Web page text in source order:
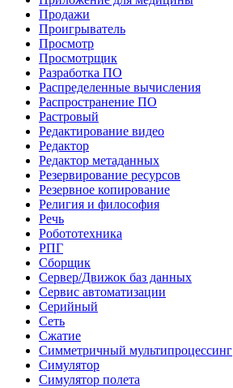
Продажи
Проигрыватель
Просмотр
Просмотрщик
Разработка ПО
Распределенные вычисления
Распространение ПО
Растровый
Редактирование видео
Редактор
Редактор метаданных
Резервирование ресурсов
Резервное копирование
Религия и философия
Речь
Робототехника
РПГ
Сборщик
Сервер/Движок баз данных
Сервис автоматизации
Серийный
Сеть
Сжатие
Симметричный мультипроцессинг
Симулятор
Симулятор полета